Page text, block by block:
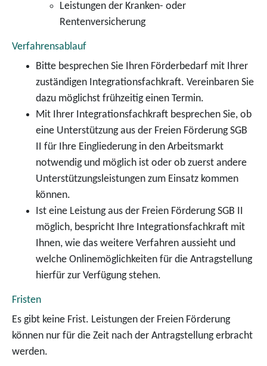
Leistungen der Kranken- oder
Rentenversicherung
Verfahrensablauf
Bitte besprechen Sie Ihren Förderbedarf mit Ihrer
zuständigen Integrationsfachkraft. Vereinbaren Sie
dazu möglichst frühzeitig einen Termin.
Mit Ihrer Integrationsfachkraft besprechen Sie, ob
eine Unterstützung aus der Freien Förderung SGB
II für Ihre Eingliederung in den Arbeitsmarkt
notwendig und möglich ist oder ob zuerst andere
Unterstützungsleistungen zum Einsatz kommen
können.
Ist eine Leistung aus der Freien Förderung SGB II
möglich, bespricht Ihre Integrationsfachkraft mit
Ihnen, wie das weitere Verfahren aussieht und
welche Onlinemöglichkeiten für die Antragstellung
hierfür zur Verfügung stehen.
Fristen
Es gibt keine Frist. Leistungen der Freien Förderung
können nur für die Zeit nach der Antragstellung erbracht
werden.